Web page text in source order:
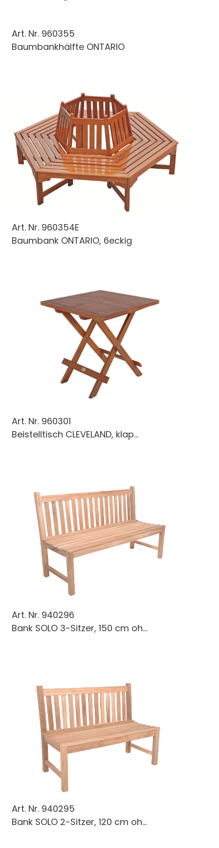
Art. Nr. 960355
Baumbankhälfte ONTARIO
Art. Nr. 960354E
Baumbank ONTARIO, 6eckig
Art. Nr. 960301
Beistelltisch CLEVELAND, klap...
Art. Nr. 940296
Bank SOLO 3-Sitzer, 150 cm oh...
Art. Nr. 940295
Bank SOLO 2-Sitzer, 120 cm oh...